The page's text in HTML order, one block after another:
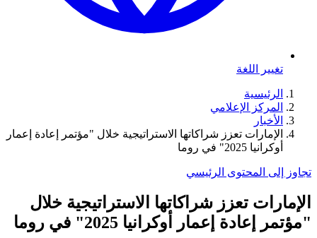
تغيير اللغة
الرئيسية
المركز الإعلامي
الأخبار
الإمارات تعزز شراكاتها الاستراتيجية خلال "مؤتمر إعادة إعمار
أوكرانيا 2025" في روما
تجاوز إلى المحتوى الرئيسي
الإمارات تعزز شراكاتها الاستراتيجية خلال
"مؤتمر إعادة إعمار أوكرانيا 2025" في روما